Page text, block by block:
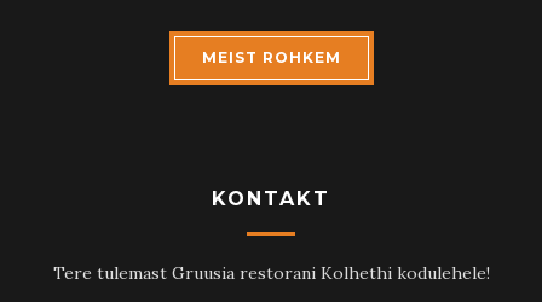
MEIST ROHKEM
KONTAKT
Tere tulemast Gruusia restorani Kolhethi kodulehele!